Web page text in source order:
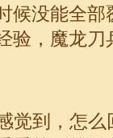
候没能全
验，魔龙
觉到，怎么